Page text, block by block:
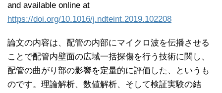
and available online at
https://doi.org/10.1016/j.ndteint.2019.102208
論文の内容は、配管の内部にマイクロ波を伝播させる
ことで配管内壁面の広域一括探傷を行う技術に関し、
配管の曲がり部の影響を定量的に評価した、というも
のです。理論解析、数値解析、そして検証実験の結